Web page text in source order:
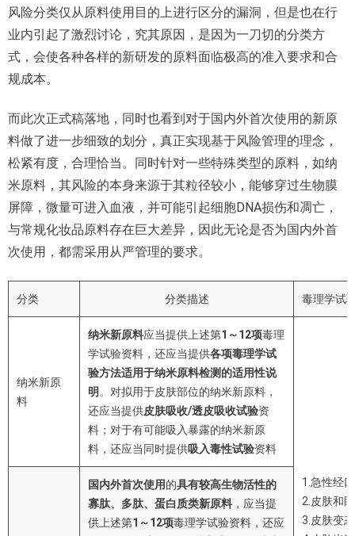
风险分类仅从原料使用目的上进行区分的漏洞，但是也在行
业内引起了激烈讨论，究其原因，是因为一刀切的分类方
式，会使各种各样的新研发的原料面临极高的准入要求和合
规成本。
而此次正式稿落地，同时也看到对于国内外首次使用的新原
料做了进一步细致的划分，真正实现基于风险管理的理念，
松紧有度，合理恰当。同时针对一些特殊类型的原料，如纳
米原料，其风险的本身来源于其粒径较小，能够穿过生物膜
屏障，微量可进入血液，并可能引起细胞DNA损伤和凋亡，
与常规化妆品原料存在巨大差异，因此无论是否为国内外首
次使用，都需采用从严管理的要求。
分类 分类描述 毒理学试
纳米新原
料
纳米新原料应当提供上述第1 ～12项毒理
学试验资料，还应当提供各项毒理学试
验方法适用于纳米原料检测的适用性说
明 。对拟用于皮肤部位的纳米新原料，
还应当提供皮肤吸收/透皮吸收试验资
料；对于有可能吸入暴露的纳米新原
料，还应当同时提供吸入毒性试验资料
1.急性经
2.皮肤和
3.皮肤变
国内外首次使用的具有较高生物活性的
寡肽、多肽、蛋白质类新原料 ，应当提
供上述第1 ～12项毒理学试验资料，还应